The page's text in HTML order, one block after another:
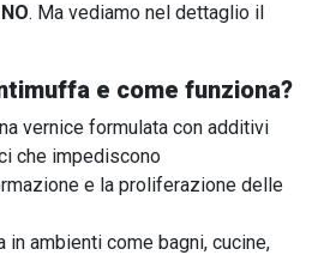
NO. Ma vediamo nel dettaglio il
e come funziona?
vernice formulata con additivi
che impediscono
e la proliferazione delle
ambienti come bagni, cucine,